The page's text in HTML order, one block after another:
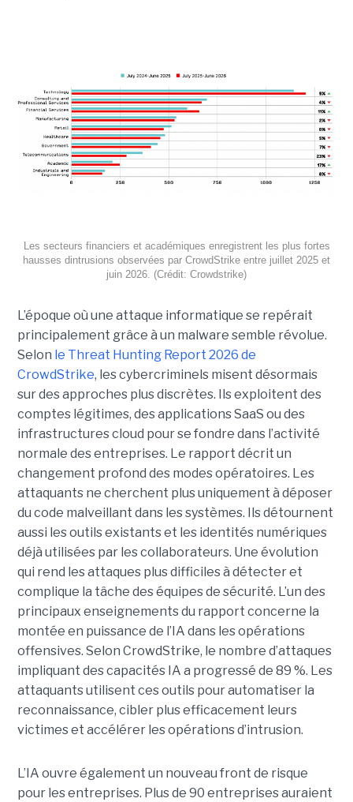
Les secteurs financiers et académiques enregistrent les plus fortes
hausses dintrusions observées par CrowdStrike entre juillet 2025 et
juin 2026. (Crédit: Crowdstrike)
L’époque où une attaque informatique se repérait
principalement grâce à un malware semble révolue.
Selon le Threat Hunting Report 2026 de
CrowdStrike, les cybercriminels misent désormais
sur des approches plus discrètes. Ils exploitent des
comptes légitimes, des applications SaaS ou des
infrastructures cloud pour se fondre dans l’activité
normale des entreprises. Le rapport décrit un
changement profond des modes opératoires. Les
attaquants ne cherchent plus uniquement à déposer
du code malveillant dans les systèmes. Ils détournent
aussi les outils existants et les identités numériques
déjà utilisées par les collaborateurs. Une évolution
qui rend les attaques plus difficiles à détecter et
complique la tâche des équipes de sécurité. L’un des
principaux enseignements du rapport concerne la
montée en puissance de l’IA dans les opérations
offensives. Selon CrowdStrike, le nombre d’attaques
impliquant des capacités IA a progressé de 89 %. Les
attaquants utilisent ces outils pour automatiser la
reconnaissance, cibler plus efficacement leurs
victimes et accélérer les opérations d’intrusion.
L’IA ouvre également un nouveau front de risque
pour les entreprises. Plus de 90 entreprises auraient